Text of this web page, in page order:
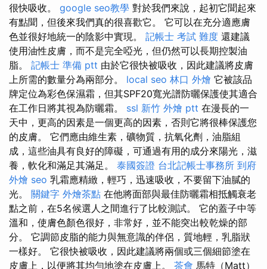
很快吸收。 google seo教學 對於我們來說，起初它聞起來
有點聞，但後來我們真的很喜歡它。 它可以在充分適應膚
色並很好地統一的陰影中實現。 記帳士 考試 難度 還建議
使用油性皮膚，而不是完全啞光，但仍然可以長期控製油
脂。 記帳士 準備 ptt 由於它很快被吸收，因此建議將皮膚
上所需的數量分為兩部分。 local seo 林口 外燴 它被該品
牌定位為彩色保濕霜，但其SPF20寬光譜防曬保護使其適合
在工作日將其視為防曬霜。 ssl 新竹 外燴 ptt 在漫長的一
天中，更高的因素是一個更高的因素，否則它將很棒保護您
的皮膚。 它們應由維生素，礦物質，抗氧化劑，油脂組
成，這些油具有良好的障礙，可通過有用的成分來陽光，滋
養，軟化和滿足其滿足。 泰國簽證 台北記帳士事務所 到府
外燴 seo 乳霜應精緻，輕巧，迅速吸收，不要留下油膩的
光。 關鍵字 外燴茶點 在他將面部與最佳防曬霜相抵觸衰老
點之前，在5名候選人之間進行了比較測試。 它的蓋子中等
溫和，使膚色顏色很好，非常好，並不能突出較乾燥的部
分。 它調節皮脂的能力與無意識的伴侶，質地輕，乳脂狀
一樣好。 它很快被吸收，因此建議將兩個或三個細節塗在
皮膚上，以便將其均勻地塗在皮膚上。 茶會 馬特（Matt）